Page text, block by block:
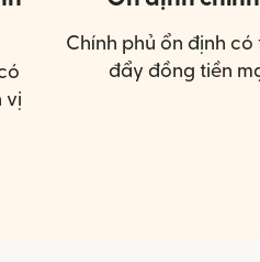
vị
Chính phủ ổn định có
đẩy đồng tiền